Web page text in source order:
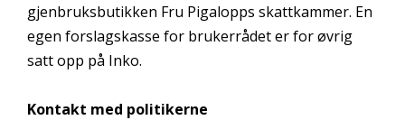
gjenbruksbutikken Fru Pigalopps skattkammer. En
egen forslagskasse for brukerrådet er for øvrig
satt opp på Inko.
Kontakt med politikerne